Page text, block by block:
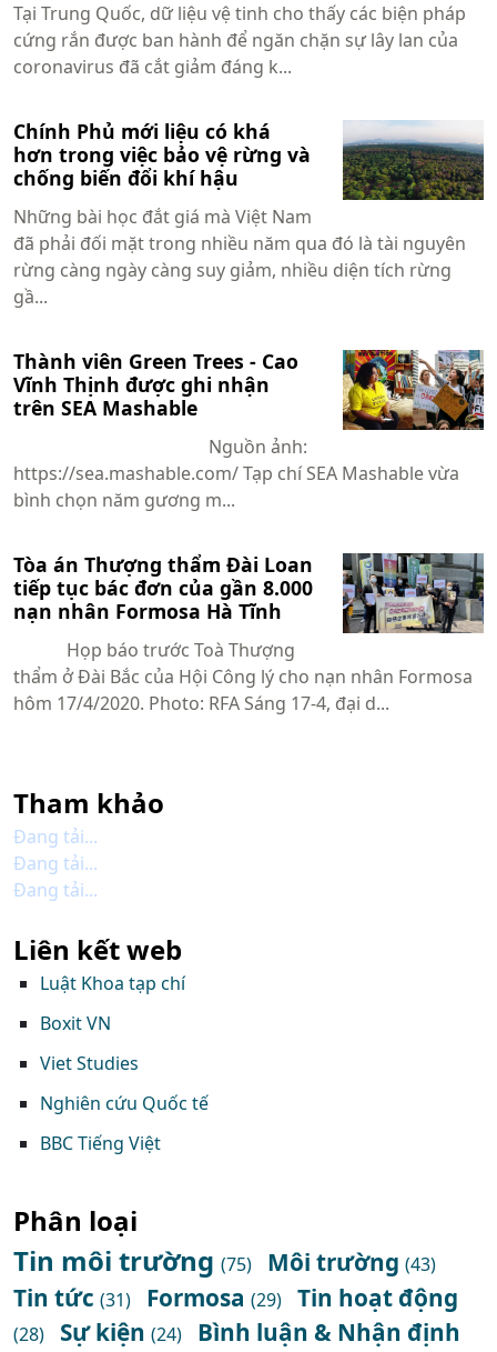
Tại Trung Quốc, dữ liệu vệ tinh cho thấy các biện pháp
cứng rắn được ban hành để ngăn chặn sự lây lan của
coronavirus đã cắt giảm đáng k...
Chính Phủ mới liệu có khá
hơn trong việc bảo vệ rừng và
chống biến đổi khí hậu
Những bài học đắt giá mà Việt Nam
đã phải đối mặt trong nhiều năm qua đó là tài nguyên
rừng càng ngày càng suy giảm, nhiều diện tích rừng
gầ...
Thành viên Green Trees - Cao
Vĩnh Thịnh được ghi nhận
trên SEA Mashable
Nguồn ảnh:
https://sea.mashable.com/ Tạp chí SEA Mashable vừa
bình chọn năm gương m...
Tòa án Thượng thẩm Đài Loan
tiếp tục bác đơn của gần 8.000
nạn nhân Formosa Hà Tĩnh
Họp báo trước Toà Thượng
thẩm ở Đài Bắc của Hội Công lý cho nạn nhân Formosa
hôm 17/4/2020. Photo: RFA Sáng 17-4, đại d...
Tham khảo
Đang tải...
Đang tải...
Đang tải...
Liên kết web
Luật Khoa tạp chí
Boxit VN
Viet Studies
Nghiên cứu Quốc tế
BBC Tiếng Việt
Phân loại
Tin môi trường (75) Môi trường (43)
Tin tức (31) Formosa (29) Tin hoạt động
(28) Sự kiện (24)
Bình luận & Nhận định